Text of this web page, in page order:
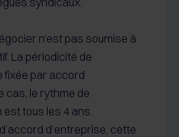
n’est pas soumise à
La périodicité de
fixée par accord
cas, le rythme de
est tous les 4 ans.
d’entreprise, cette